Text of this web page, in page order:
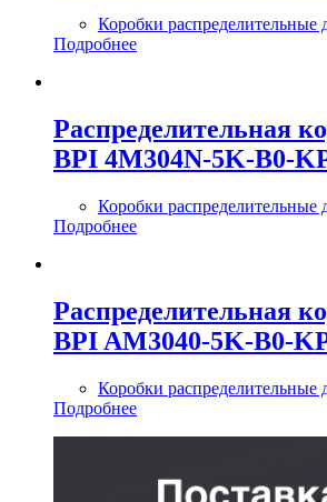
Коробки распределительные
Подробнее
Распределительная
BPI 4M304N-5K-B0-
Коробки распределительные
Подробнее
Распределительная
BPI AM3040-5K-B0-
Коробки распределительные
Подробнее